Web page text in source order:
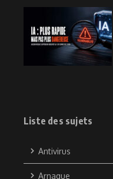
Liste des sujets
Antivirus
Arnaque